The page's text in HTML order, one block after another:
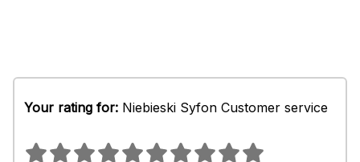
Your rating for: Niebieski Syfon Customer service